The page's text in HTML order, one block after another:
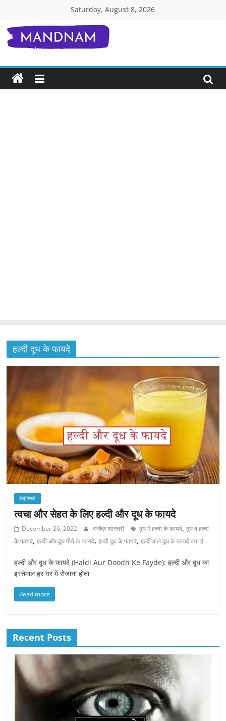
content
Saturday, August 8, 2026
Mandnam.com
जाने
एक-
हल्दी दूध के फायदे
स्वास्थ्य
त्वचा और सेहत के लिए हल्दी और दूध के फायदे
December 26, 2022 राजेंद्र शास्त्री दूध में हल्दी के फायदे,दूध व हल्दी
के फायदे,हल्दी और दूध पीने के फायदे,हल्दी दूध के फायदे,हल्दी वाले दूध के फायदे क्या है
हल्दी और दूध के फायदे (Haldi Aur Doodh Ke Fayde): हल्दी और दूध का
इस्तेमाल हर घर में रोजाना होता
Read more
Recent Posts